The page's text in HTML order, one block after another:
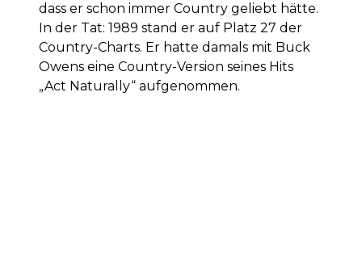
dass er schon immer Country geliebt hätte.
In der Tat: 1989 stand er auf Platz 27 der
Country-Charts. Er hatte damals mit Buck
Owens eine Country-Version seines Hits
„Act Naturally“ aufgenommen.